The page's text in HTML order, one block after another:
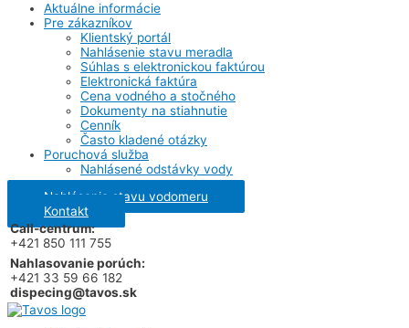
Aktuálne informácie
Pre zákazníkov
Klientský portál
Nahlásenie stavu meradla
Súhlas s elektronickou faktúrou
Elektronická faktúra
Cena vodného a stočného
Dokumenty na stiahnutie
Cenník
Často kladené otázky
Poruchová služba
Nahlásené odstávky vody
Nahlásenie stavu vodomeru
Kontakt
Call-centrum:
+421 850 111 755
Nahlasovanie porúch:
+421 33 59 66 182
dispecing@tavos.sk